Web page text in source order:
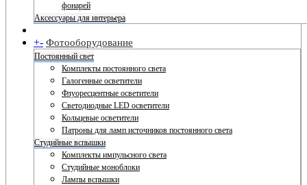
фонарей
Аксессуары для интерьера
+- Фотооборудование
Постоянный свет
Комплекты постоянного света
Галогенные осветители
Флуоресцентные осветители
Светодиодные LED осветители
Кольцевые осветители
Патроны для ламп источников постоянного света
Студийные вспышки
Комплекты импульсного света
Студийные моноблоки
Лампы вспышки